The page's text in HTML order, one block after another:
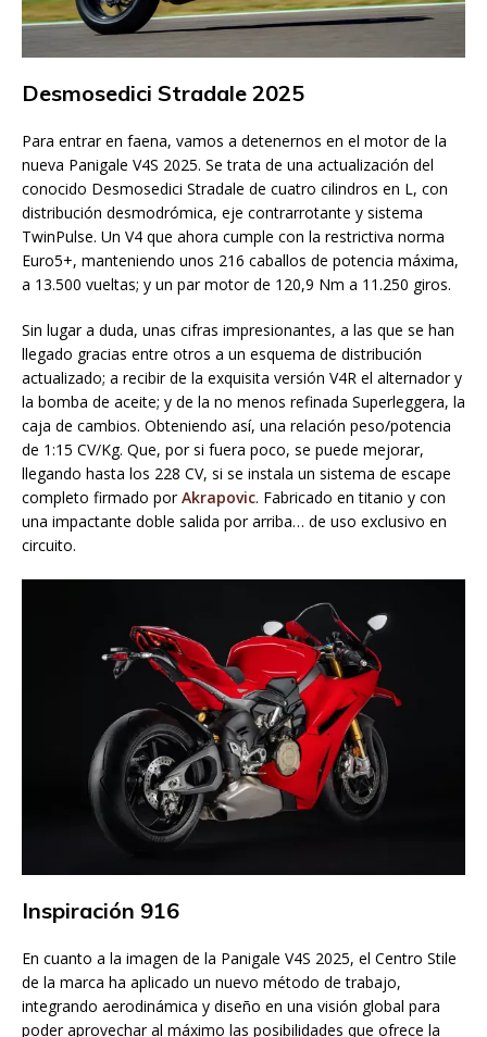
Desmosedici Stradale 2025
Para entrar en faena, vamos a detenernos en el motor de la
nueva Panigale V4S 2025. Se trata de una actualización del
conocido Desmosedici Stradale de cuatro cilindros en L, con
distribución desmodrómica, eje contrarrotante y sistema
TwinPulse. Un V4 que ahora cumple con la restrictiva norma
Euro5+, manteniendo unos 216 caballos de potencia máxima,
a 13.500 vueltas; y un par motor de 120,9 Nm a 11.250 giros.
Sin lugar a duda, unas cifras impresionantes, a las que se han
llegado gracias entre otros a un esquema de distribución
actualizado; a recibir de la exquisita versión V4R el alternador y
la bomba de aceite; y de la no menos refinada Superleggera, la
caja de cambios. Obteniendo así, una relación peso/potencia
de 1:15 CV/Kg. Que, por si fuera poco, se puede mejorar,
llegando hasta los 228 CV, si se instala un sistema de escape
completo firmado porAkrapovic. Fabricado en titanio y con
una impactante doble salida por arriba… de uso exclusivo en
circuito.
Inspiración 916
En cuanto a la imagen de la Panigale V4S 2025, el Centro Stile
de la marca ha aplicado un nuevo método de trabajo,
integrando aerodinámica y diseño en una visión global para
poder aprovechar al máximo las posibilidades que ofrece la